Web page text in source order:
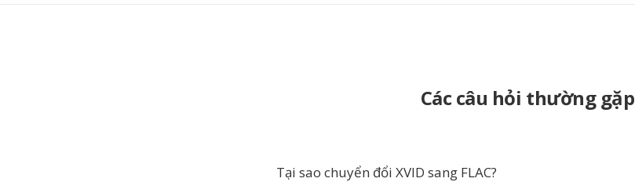
Các câu hỏi thường gặp
Tại sao chuyển đổi XVID sang FLAC?